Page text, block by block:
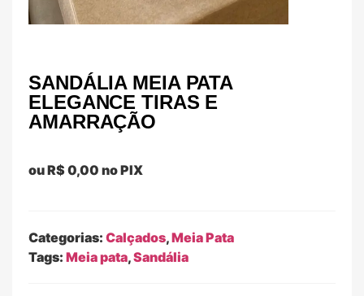
SANDÁLIA MEIA PATA
ELEGANCE TIRAS E
AMARRAÇÃO
ouR$0,00 no PIX
Categorias: Calçados,Meia Pata
Tags: Meia pata,Sandália